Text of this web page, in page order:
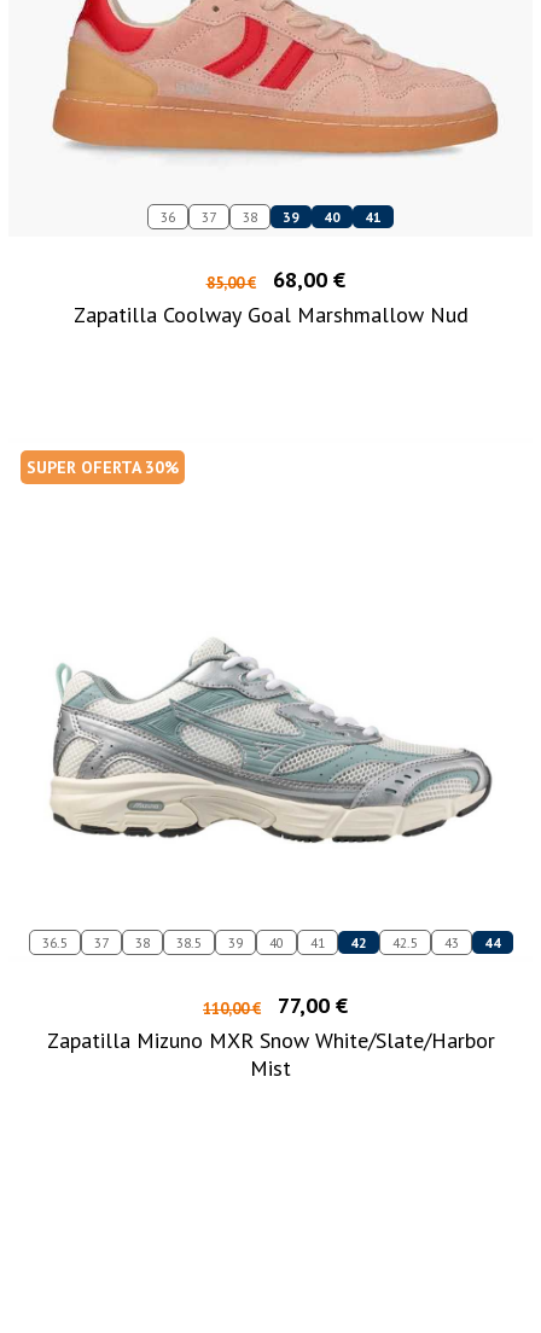
36 37 38 39 40 41
85,00 €
68,00 €
Zapatilla Coolway Goal Marshmallow Nud
SUPER OFERTA 30%
36.5 37 38 38.5 39 40 41 42 42.5 43 44
110,00 €
77,00 €
Zapatilla Mizuno MXR Snow White/Slate/Harbor
Mist